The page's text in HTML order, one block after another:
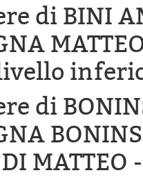
di BINI
di
MATTEO